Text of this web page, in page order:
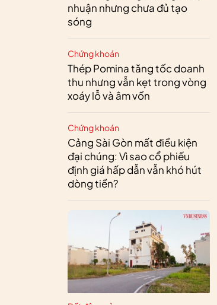
nhuận nhưng chưa đủ tạo
sóng
Chứng khoán
Thép Pomina tăng tốc doanh
thu nhưng vẫn kẹt trong vòng
xoáy lỗ và âm vốn
Chứng khoán
Cảng Sài Gòn mất điều kiện
đại chúng: Vì sao cổ phiếu
định giá hấp dẫn vẫn khó hút
dòng tiền?